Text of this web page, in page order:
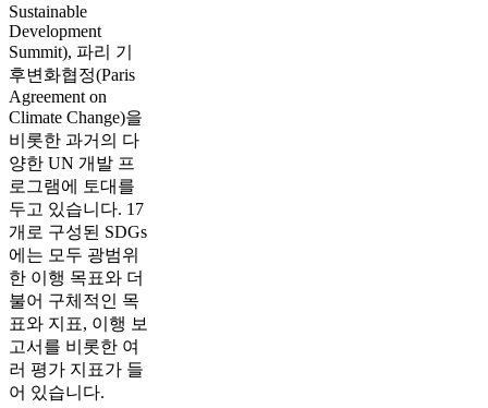
Sustainable
Development
Summit), 파리 기
후변화협정(Paris
Agreement on
Climate Change)을
비롯한 과거의 다
양한 UN 개발 프
로그램에 토대를
두고 있습니다. 17
개로 구성된 SDGs
에는 모두 광범위
한 이행 목표와 더
불어 구체적인 목
표와 지표, 이행 보
고서를 비롯한 여
러 평가 지표가 들
어 있습니다.